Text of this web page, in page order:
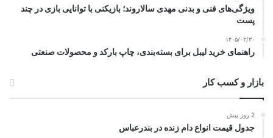
ویژگی‌های فنی و بدنی مهدی سالاروند؛ بازیکنی با توانایی بازی در چند
پست
۱۴۰۵/۰۳/۳۰
راهنمای خرید لیبل برای بسته‌بندی، چاپ بارکد و محصولات صنعتی
بازار و کسب کار
2 روز پیش
جدول قیمت انواع دام زنده در بندرعباس